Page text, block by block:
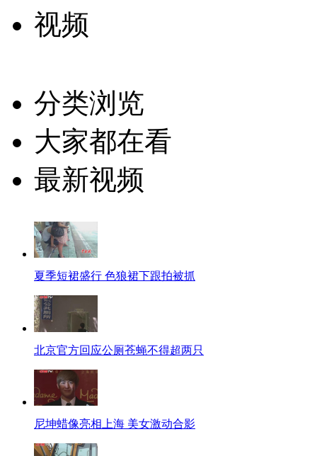
视频
分类浏览
大家都在看
最新视频
夏季短裙盛行 色狼裙下跟拍被抓
北京官方回应公厕苍蝇不得超两只
尼坤蜡像亮相上海 美女激动合影